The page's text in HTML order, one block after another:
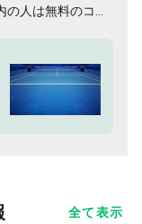
人は無料のコー
全て表示